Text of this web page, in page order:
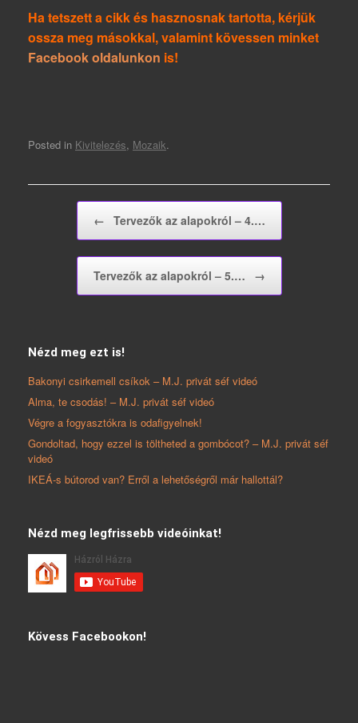
Ha tetszett a cikk és hasznosnak tartotta, kérjük
ossza meg másokkal, valamint kövessen minket
Facebook oldalunkon is!
Posted in Kivitelezés, Mozaik.
← Tervezők az alapokról – 4.…
Tervezők az alapokról – 5.… →
Nézd meg ezt is!
Bakonyi csirkemell csíkok – M.J. privát séf videó
Alma, te csodás! – M.J. privát séf videó
Végre a fogyasztókra is odafigyelnek!
Gondoltad, hogy ezzel is töltheted a gombócot? – M.J. privát séf
videó
IKEÁ-s bútorod van? Erről a lehetőségről már hallottál?
Nézd meg legfrissebb videóinkat!
Kövess Facebookon!